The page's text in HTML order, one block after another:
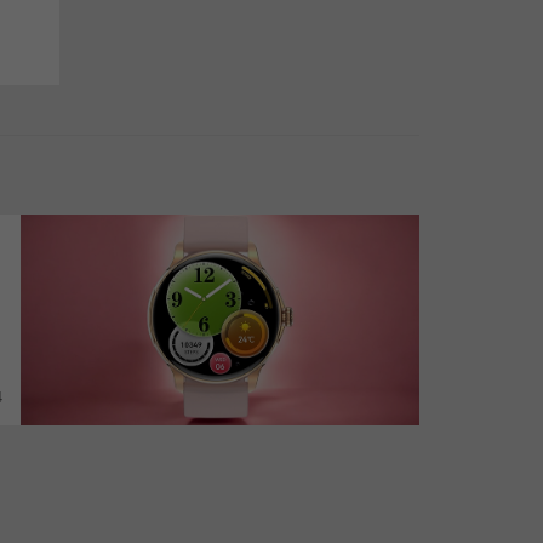
menstruációs naptár
hegesztő sisak
hegesztő fejpajzs
hegesztő pajzs
automata pajzs